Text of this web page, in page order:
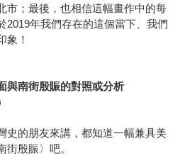
市；最後，也相信這幅畫作中的每
2019年我們存在的這個當下、我們
象！
南街殷賑的對照或分析
史的朋友來講，都知道一幅兼具美
殷賑〉吧。